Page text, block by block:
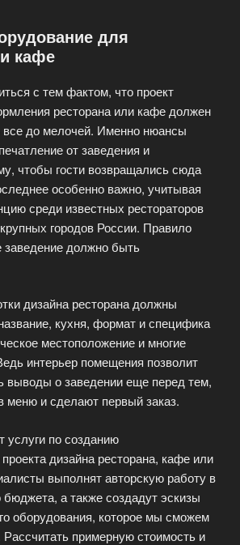
для
кафе
с тем фактом, что проект
ресторана или кафе должен
все до мелочей. Именно нюансы
от заведения и
чтобы гости возвращались сюда
особенно важно, учитывая
среди известных рестораторов
городов России. Правило
должно быть
дизайна ресторана должны
кухня, формат и специфика
местоположение и многие
интерьер помещения позволит
выводы о заведении еще перед тем,
меню и сделают первый заказ.
услуги по созданию
дизайна ресторана, кафе или
выполнят авторскую работу в
бюджета, а также создадут эскизы
оборудования, которое мы сможем
Рассчитать примерную стоимость и